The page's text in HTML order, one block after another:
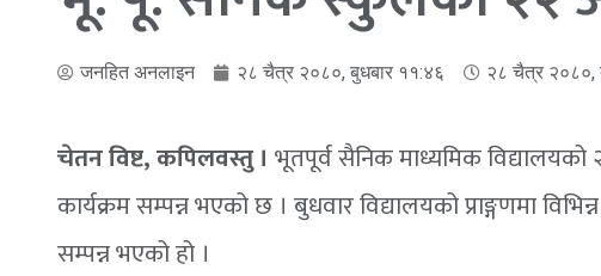
जनहित अनलाइन २८ चैत्र २०८०, बुधबार ११:४६ २८ चैत्र २०८०,
चेतन विष्ट, कपिलवस्तु । भूतपूर्व सैनिक माध्यमिक
कार्यक्रम सम्पन्न भएको छ । बुधवार विद्यालयको प्राङ्गणमा
सम्पन्न भएको हो ।